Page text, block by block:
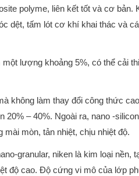
polyme, liên kết tốt và cơ bản.
dệt, tấm lót cơ khí khai thác và
lượng khoảng 5%, có thể cải
không làm thay đổi công thức
20% – 40%. Ngoài ra, nano -
mòn, tản nhiệt, chịu nhiệt độ.
granular, niken là kim loại nền,
độ cao. Độ cứng vi mô của lớp